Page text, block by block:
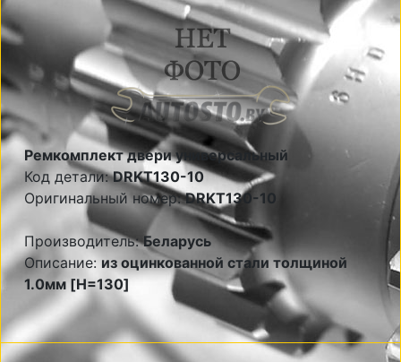
Ремкомплект двери универсальный
Код детали:DRKT130-10
Оригинальный номер:DRKT130-10
Производитель:Беларусь
Описание: из оцинкованной стали толщиной
1.0мм [H=130]